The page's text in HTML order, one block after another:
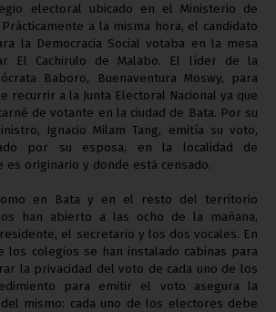
electoral ubicado en el Ministerio de
a la misma hora, el candidato
la Democracia Social votaba en la mesa
El Cachirulo de Malabo. El líder de la
Baboro, Buenaventura Moswy, para
recurrir a la Junta Electoral Nacional ya que
de votante en la ciudad de Bata. Por su
Ignacio Milam Tang, emitía su voto,
por su esposa, en la localidad de
es originario y donde está censado.
en Bata y en el resto del territorio
han abierto a las ocho de la mañana,
el secretario y los dos vocales. En
los colegios se han instalado cabinas para
la privacidad del voto de cada uno de los
para emitir el voto asegura la
mismo: cada uno de los electores debe